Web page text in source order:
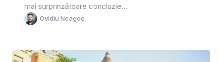
mai surprinzătoare concluzie...
Ovidiu Neagoe